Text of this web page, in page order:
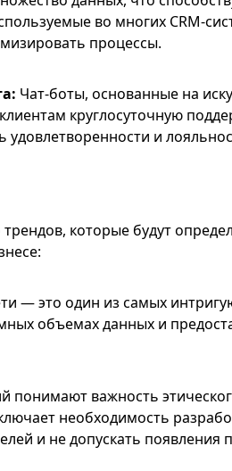
во многих CRM-
процессы.
Чат-боты, основанные на
круглосуточную
удовлетворенности и
которые будут
— это один из самых
объемах данных и
понимают важность
необходимость
и не допускать появления